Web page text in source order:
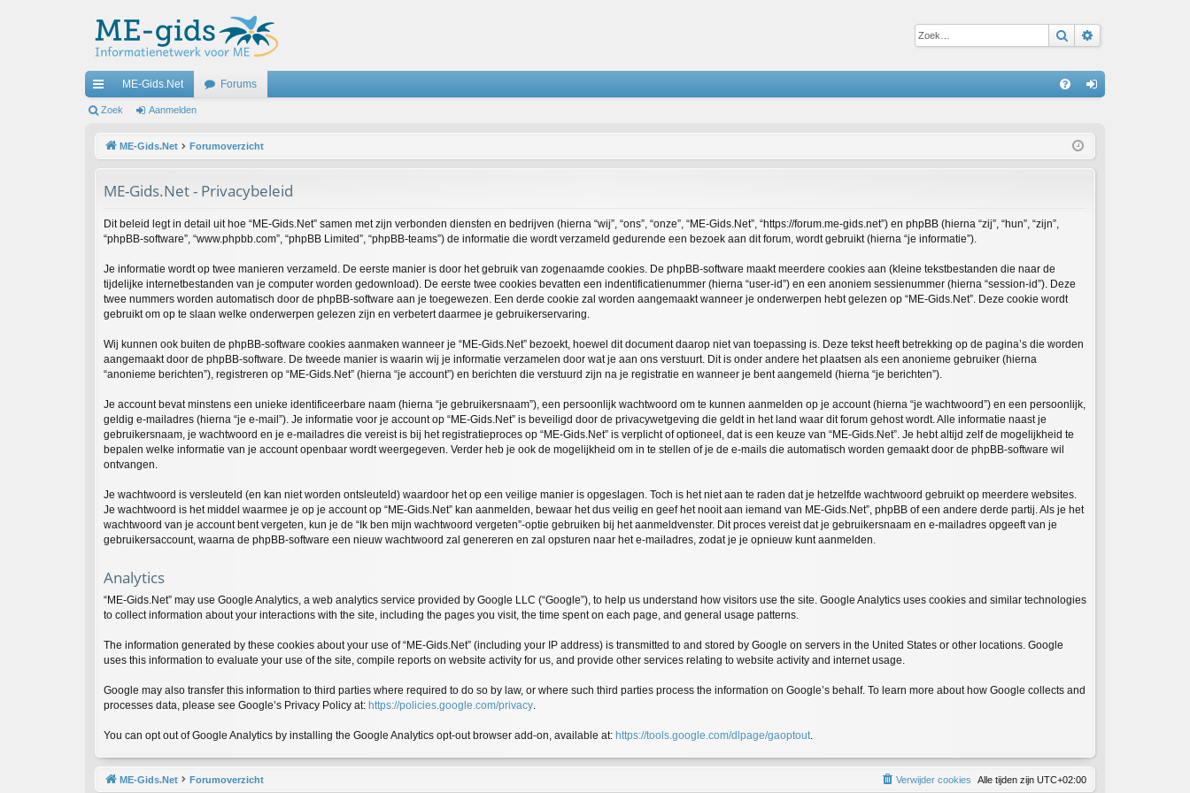
Zoek
ne
ME-Gids.Net Forums
m
Zoek Aanmelden
ME-Gids.Net Forumoverzicht
ME-Gids.Net - Privacybeleid
Dit beleid legt in detail uit hoe “ME-Gids.Net” samen met zijn verbonden diensten en bedrijven (hierna “wij”, “ons”, “onze”, “ME-Gids.Net”, “https://forum.me-gids.net”) en phpBB (hierna “zij”, “hun”, “zijn”,
“phpBB-software”, “www.phpbb.com”, “phpBB Limited”, “phpBB-teams”) de informatie die wordt verzameld gedurende een bezoek aan dit forum, wordt gebruikt (hierna “je informatie”).
Je informatie wordt op twee manieren verzameld. De eerste manier is door het gebruik van zogenaamde cookies. De phpBB-software maakt meerdere cookies aan (kleine tekstbestanden die naar de
tijdelijke internetbestanden van je computer worden gedownload). De eerste twee cookies bevatten een indentificatienummer (hierna “user-id”) en een anoniem sessienummer (hierna “session-id”). Deze
twee nummers worden automatisch door de phpBB-software aan je toegewezen. Een derde cookie zal worden aangemaakt wanneer je onderwerpen hebt gelezen op “ME-Gids.Net”. Deze cookie wordt
gebruikt om op te slaan welke onderwerpen gelezen zijn en verbetert daarmee je gebruikerservaring.
Wij kunnen ook buiten de phpBB-software cookies aanmaken wanneer je “ME-Gids.Net” bezoekt, hoewel dit document daarop niet van toepassing is. Deze tekst heeft betrekking op de pagina’s die worden
aangemaakt door de phpBB-software. De tweede manier is waarin wij je informatie verzamelen door wat je aan ons verstuurt. Dit is onder andere het plaatsen als een anonieme gebruiker (hierna
“anonieme berichten”), registreren op “ME-Gids.Net” (hierna “je account”) en berichten die verstuurd zijn na je registratie en wanneer je bent aangemeld (hierna “je berichten”).
Je account bevat minstens een unieke identificeerbare naam (hierna “je gebruikersnaam”), een persoonlijk wachtwoord om te kunnen aanmelden op je account (hierna “je wachtwoord”) en een persoonlijk,
geldig e-mailadres (hierna “je e-mail”). Je informatie voor je account op “ME-Gids.Net” is beveiligd door de privacywetgeving die geldt in het land waar dit forum gehost wordt. Alle informatie naast je
gebruikersnaam, je wachtwoord en je e-mailadres die vereist is bij het registratieproces op “ME-Gids.Net” is verplicht of optioneel, dat is een keuze van “ME-Gids.Net”. Je hebt altijd zelf de mogelijkheid te
bepalen welke informatie van je account openbaar wordt weergegeven. Verder heb je ook de mogelijkheid om in te stellen of je de e-mails die automatisch worden gemaakt door de phpBB-software wil
ontvangen.
Je wachtwoord is versleuteld (en kan niet worden ontsleuteld) waardoor het op een veilige manier is opgeslagen. Toch is het niet aan te raden dat je hetzelfde wachtwoord gebruikt op meerdere websites.
Je wachtwoord is het middel waarmee je op je account op “ME-Gids.Net” kan aanmelden, bewaar het dus veilig en geef het nooit aan iemand van ME-Gids.Net”, phpBB of een andere derde partij. Als je het
wachtwoord van je account bent vergeten, kun je de “Ik ben mijn wachtwoord vergeten”-optie gebruiken bij het aanmeldvenster. Dit proces vereist dat je gebruikersnaam en e-mailadres opgeeft van je
gebruikersaccount, waarna de phpBB-software een nieuw wachtwoord zal genereren en zal opsturen naar het e-mailadres, zodat je je opnieuw kunt aanmelden.
Analytics
“ME-Gids.Net” may use Google Analytics, a web analytics service provided by Google LLC (“Google”), to help us understand how visitors use the site. Google Analytics uses cookies and similar technologies
to collect information about your interactions with the site, including the pages you visit, the time spent on each page, and general usage patterns.
The information generated by these cookies about your use of “ME-Gids.Net” (including your IP address) is transmitted to and stored by Google on servers in the United States or other locations. Google
uses this information to evaluate your use of the site, compile reports on website activity for us, and provide other services relating to website activity and internet usage.
Google may also transfer this information to third parties where required to do so by law, or where such third parties process the information on Google’s behalf. To learn more about how Google collects and
processes data, please see Google’s Privacy Policy at: https://policies.google.com/privacy
You can opt out of Google Analytics by installing the Google Analytics opt-out browser add-on, available at: https://tools.google.com/dlpage/gaoptout
ME-Gids.Net Forumoverzicht Alle tijden zijn UTC+02:00
Verwijder cookies